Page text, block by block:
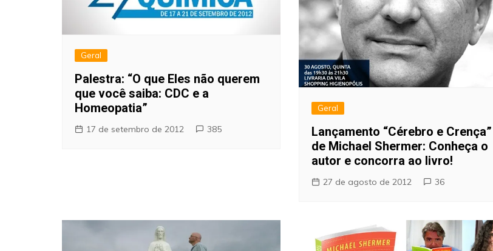
Geral
Palestra: “O que Eles não querem
que você saiba: CDC e a
Homeopatia”
17 de setembro de 2012 385
Geral
Lançamento “Cérebro e Crença”
de Michael Shermer: Conheça o
autor e concorra ao livro!
27 de agosto de 2012 36